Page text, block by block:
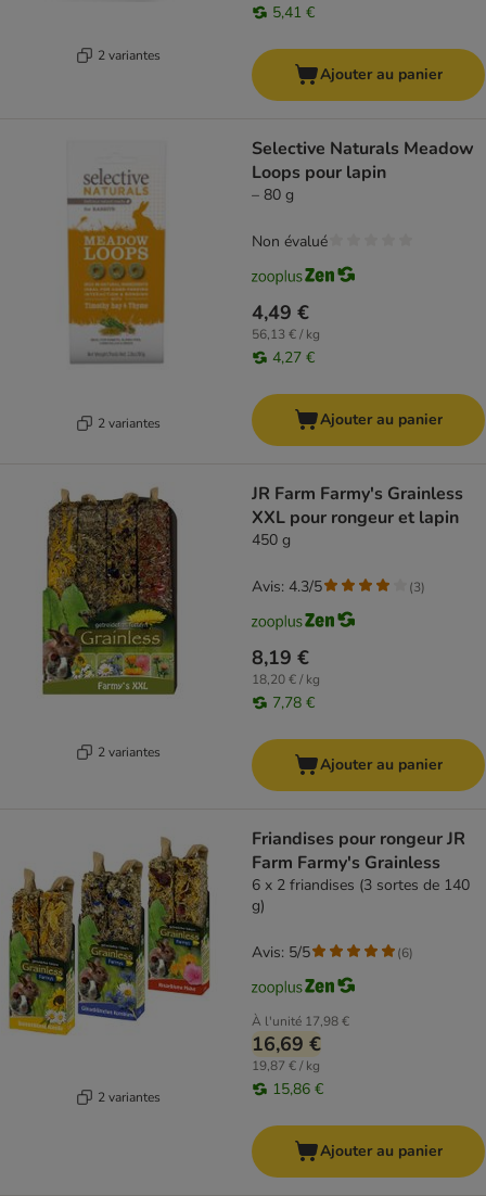
2 variantes
5,41 €
Ajouter au panier
2 variantes
Selective Naturals Meadow
Loops pour lapin
– 80 g
4,49 €
56,13 € / kg
4,27 €
Non évalué
Ajouter au panier
2 variantes
JR Farm Farmy's Grainless
XXL pour rongeur et lapin
450 g
8,19 €
18,20 € / kg
7,78 €
Avis: 4.3/5 (3)
Ajouter au panier
2 variantes
Friandises pour rongeur JR
Farm Farmy's Grainless
6 x 2 friandises (3 sortes de 140
g)
À l'unité 17,98 €
16,69 €
19,87 € / kg
15,86 €
Avis: 5/5 (6)
Ajouter au panier